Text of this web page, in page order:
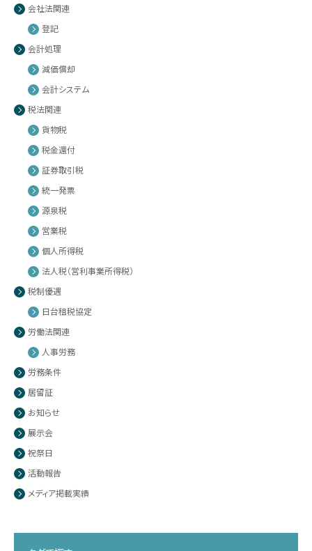
会社法関連
登記
会計処理
減価償却
会計システム
税法関連
貨物税
税金還付
証券取引税
統一発票
源泉税
営業税
個人所得税
法人税（営利事業所得税）
税制優遇
日台租税協定
労働法関連
人事労務
労務条件
居留証
お知らせ
展示会
祝祭日
活動報告
メディア掲載実績